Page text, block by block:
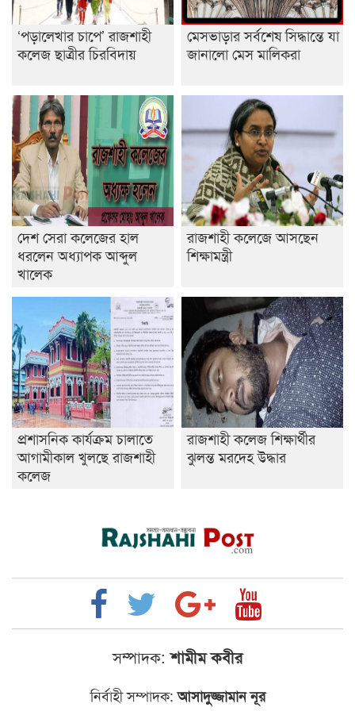
‘পড়ালেখার চাপে’ রাজশাহী
কলেজ ছাত্রীর চিরবিদায়
মেসভাড়ার সর্বশেষ সিদ্ধান্তে যা
জানালো মেস মালিকরা
দেশ সেরা কলেজের হাল
ধরলেন অধ্যাপক আব্দুল
খালেক
রাজশাহী কলেজে আসছেন
শিক্ষামন্ত্রী
প্রশাসনিক কার্যক্রম চালাতে
আগামীকাল খুলছে রাজশাহী
কলেজ
রাজশাহী কলেজ শিক্ষার্থীর
ঝুলন্ত মরদেহ উদ্ধার
সম্পাদক: শামীম কবীর
নির্বাহী সম্পাদক:আসাদুজ্জামান নূর